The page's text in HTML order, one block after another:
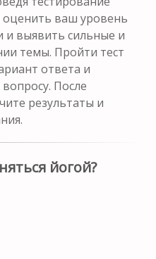
ваш уровень
и выявить сильные и
темы. Пройти тест
ответа и
После
результаты и
йогой?